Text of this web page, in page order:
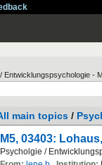
Entwicklungspsychologie -
main topics /
M5, 03403:
Psycholgie /